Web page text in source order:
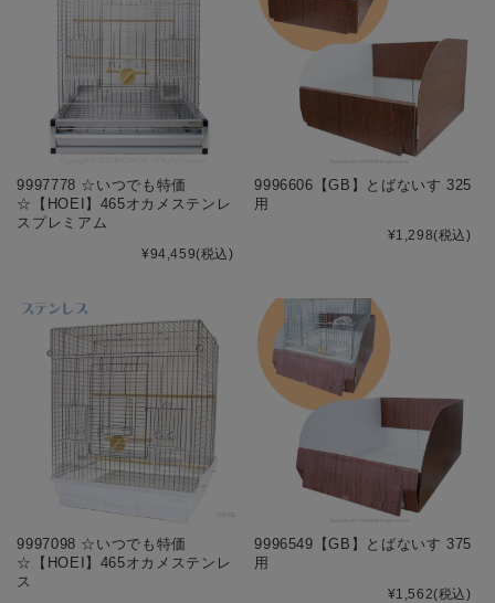
9997778 ☆いつでも特価
☆【HOEI】465オカメステンレ
スプレミアム
¥94,459(税込)
9996606【GB】とばないす 325
用
¥1,298(税込)
9997098 ☆いつでも特価
☆【HOEI】465オカメステンレ
ス
9996549【GB】とばないす 375
用
¥1,562(税込)